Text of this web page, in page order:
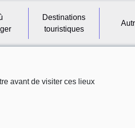
Destinations
touristiques
avant de visiter ces lieux